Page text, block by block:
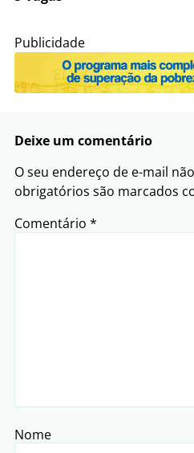
Publicidade
Deixe um comentário
O seu endereço de e-mail
obrigatórios são marcados
Comentário *
Nome